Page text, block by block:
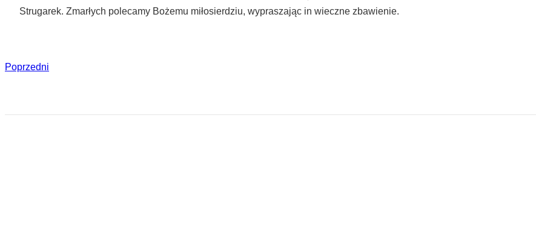
Strugarek. Zmarłych polecamy Bożemu miłosierdziu, wypraszając in wieczne zbawienie.
Poprzedni